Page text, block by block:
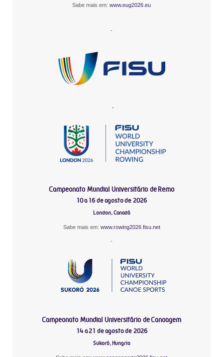
Sabe mais em: www.eug2026.eu
-
-
Campeonato Mundial Universitário de Remo
10 a 16 de agosto de 2026
London, Canadá
Sabe mais em: www.rowing2026.fisu.net
-
Campeonato Mundial Universitário de Canoagem
14 a 21 de agosto de 2026
Sukoró, Hungria